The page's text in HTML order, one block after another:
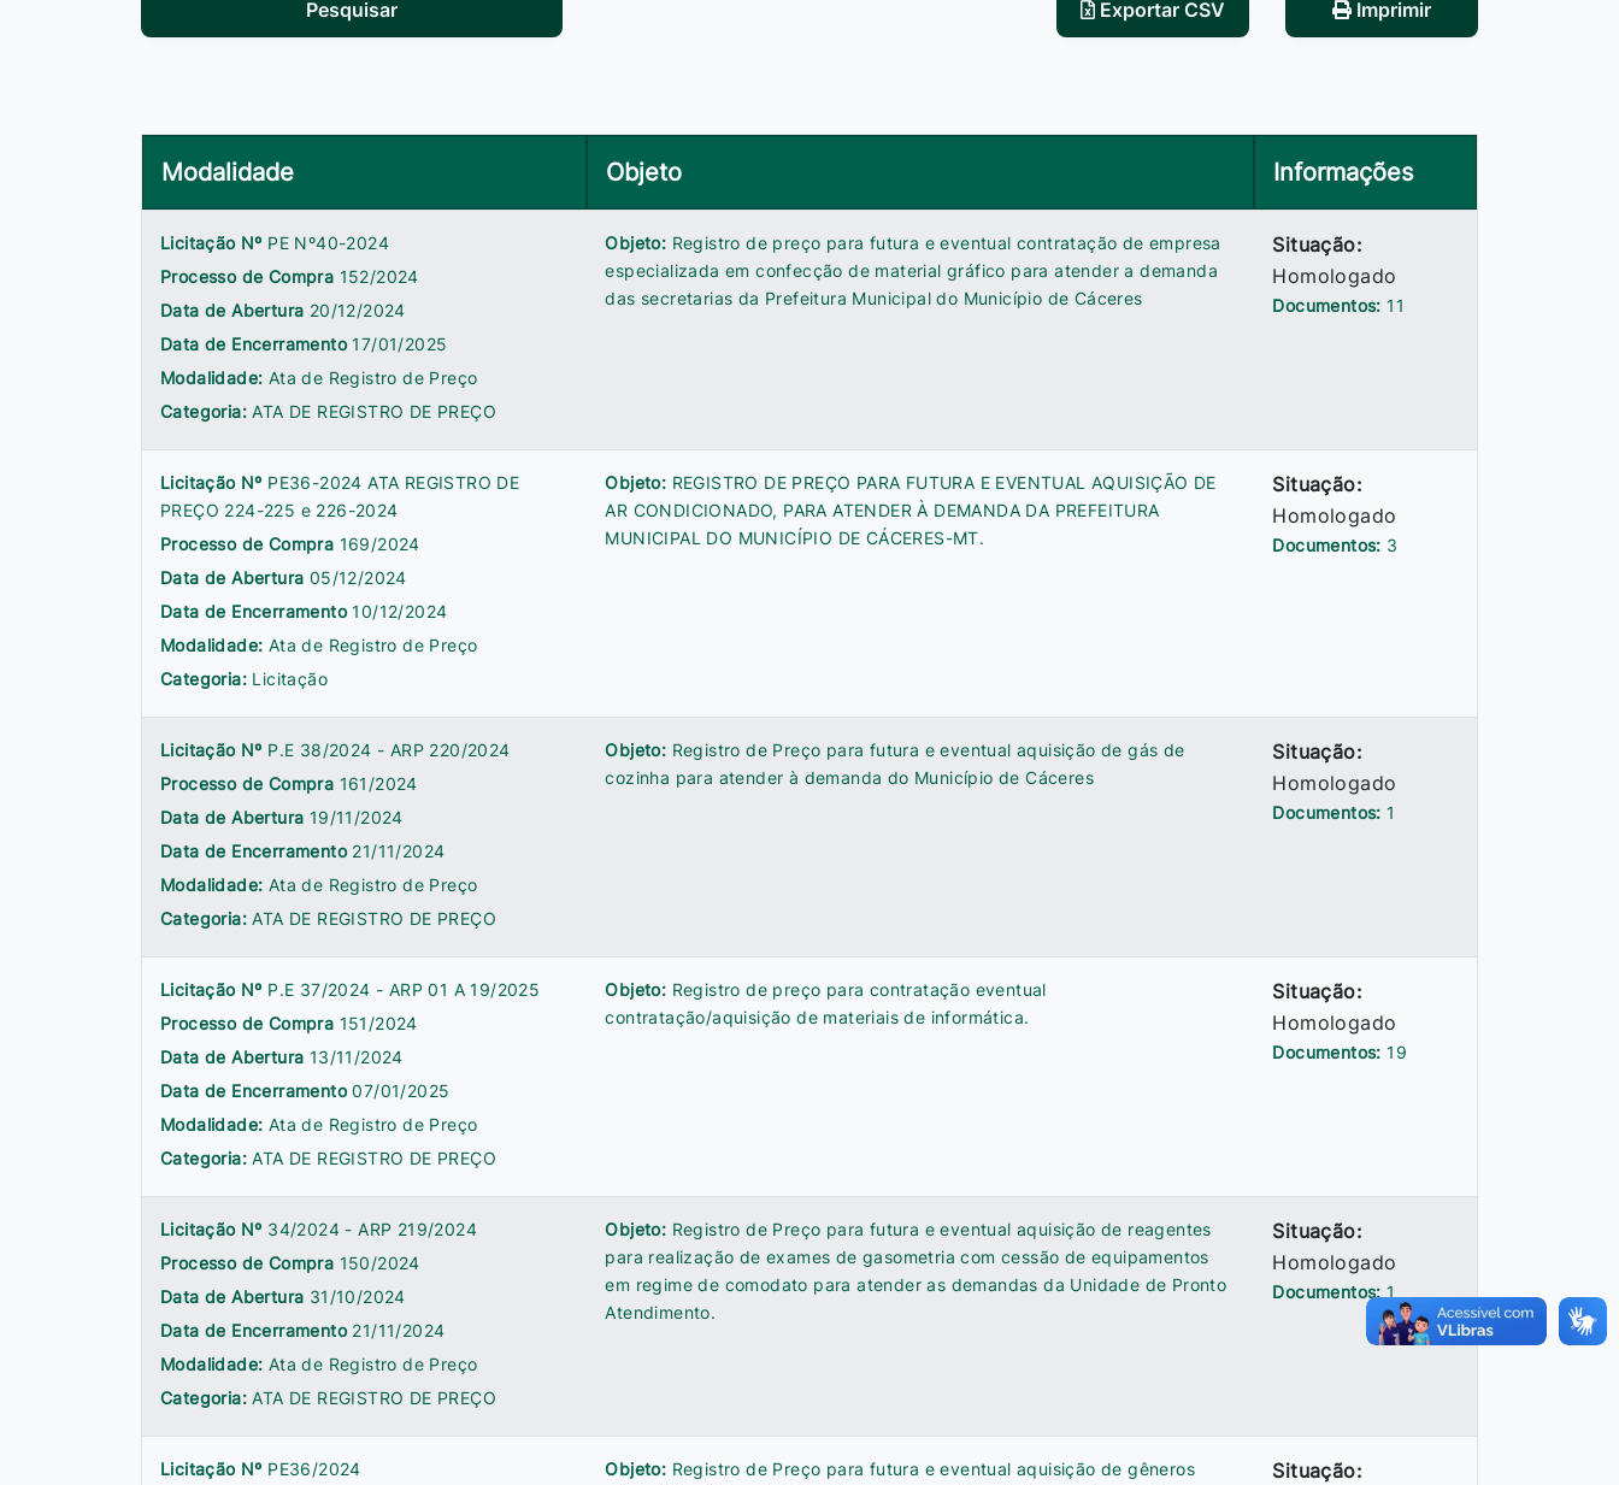
Pesquisar Exportar CSV Imprimir
Modalidade Objeto Informações
Licitação Nº PE Nº40-2024
Processo de Compra 152/2024
Data de Abertura 20/12/2024
Data de Encerramento 17/01/2025
Modalidade: Ata de Registro de Preço
Categoria:ATA DE REGISTRO DE PREÇO
Objeto: Registro de preço para futura e eventual contratação de empresa
especializada em confecção de material gráfico para atender a demanda
das secretarias da Prefeitura Municipal do Município de Cáceres
Situação:
Homologado
Documentos: 11
Licitação Nº PE36-2024 ATA REGISTRO DE
PREÇO 224-225 e 226-2024
Processo de Compra 169/2024
Data de Abertura 05/12/2024
Data de Encerramento10/12/2024
Modalidade: Ata de Registro de Preço
Categoria: Licitação
Objeto: REGISTRO DE PREÇO PARA FUTURA E EVENTUAL AQUISIÇÃO DE
AR CONDICIONADO, PARA ATENDER À DEMANDA DA PREFEITURA
MUNICIPAL DO MUNICÍPIO DE CÁCERES-MT.
Situação:
Homologado
Documentos: 3
Licitação Nº P.E 38/2024 - ARP 220/2024
Processo de Compra 161/2024
Data de Abertura 19/11/2024
Data de Encerramento 21/11/2024
Modalidade: Ata de Registro de Preço
Categoria:ATA DE REGISTRO DE PREÇO
Objeto: Registro de Preço para futura e eventual aquisição de gás de
cozinha para atender à demanda do Município de Cáceres
Situação:
Homologado
Documentos: 1
Licitação Nº P.E 37/2024 - ARP 01 A 19/2025
Processo de Compra 151/2024
Data de Abertura 13/11/2024
Data de Encerramento07/01/2025
Modalidade: Ata de Registro de Preço
Categoria:ATA DE REGISTRO DE PREÇO
Objeto: Registro de preço para contratação eventual
contratação/aquisição de materiais de informática.
Situação:
Homologado
Documentos:19
Licitação Nº 34/2024 - ARP 219/2024
Processo de Compra 150/2024
Data de Abertura 31/10/2024
Data de Encerramento 21/11/2024
Modalidade: Ata de Registro de Preço
Categoria:ATA DE REGISTRO DE PREÇO
Objeto: Registro de Preço para futura e eventual aquisição de reagentes
para realização de exames de gasometria com cessão de equipamentos
em regime de comodato para atender as demandas da Unidade de Pronto
Atendimento.
Situação:
Homologado
Documentos: 1
Licitação Nº PE36/2024
Objeto: Registro de Preço para futura e eventual aquisição de gêneros
Situação: